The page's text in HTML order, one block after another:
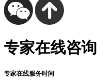
专家在线咨询
专家在线服务时间